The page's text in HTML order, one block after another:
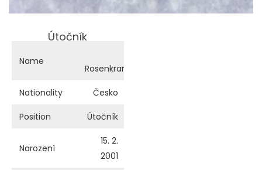
Útočník
Name
Rosenkrancová
Nationality Česko
Position Útočník
Narození
15. 2.
2001